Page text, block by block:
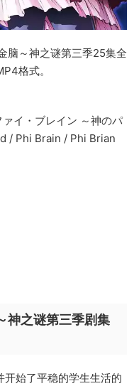
脑～神之谜第三季25集全
格式。
イ・ブレイン ～神のパ
/ Phi Brain / Phi Brian
神之谜第三季剧集
始了平稳的学生生活的